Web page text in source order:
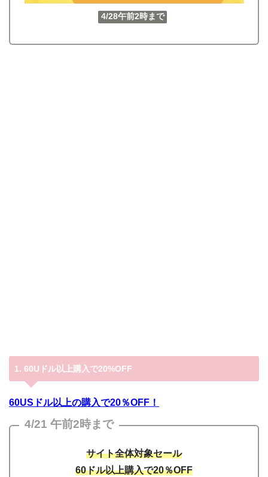
4/28午前2時まで
1. 60Uドル以上購入で20%OFF
60USドル以上の購入で20％OFF！
4/21 午前2時まで
サイト全体対象セール
60ドル以上購入で20％OFF